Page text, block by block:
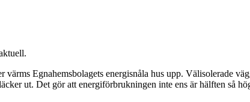
Egnahemsbolagets energisnåla hus upp. Välisolerade
ut. Det gör att energiförbrukningen inte ens är hälften så